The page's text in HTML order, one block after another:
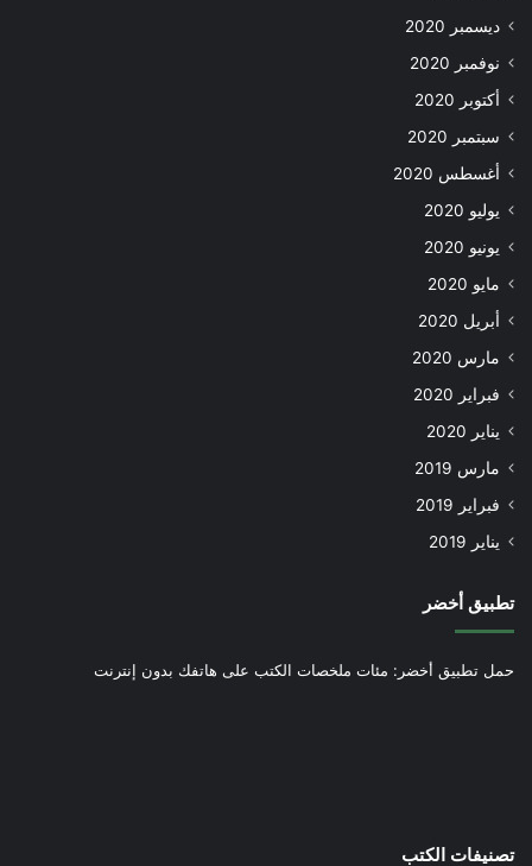
ديسمبر 2020
نوفمبر 2020
أكتوبر 2020
سبتمبر 2020
أغسطس 2020
يوليو 2020
يونيو 2020
مايو 2020
أبريل 2020
مارس 2020
فبراير 2020
يناير 2020
مارس 2019
فبراير 2019
يناير 2019
تطبيق أخضر
حمل تطبيق أخضر: مئات ملخصات الكتب على هاتفك بدون إنترنت
تصنيفات الكتب